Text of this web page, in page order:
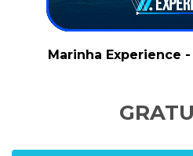
Marinha Experience